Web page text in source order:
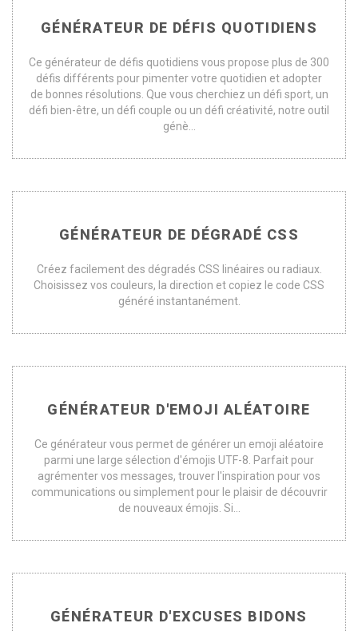
GÉNÉRATEUR DE DÉFIS QUOTIDIENS
Ce générateur de défis quotidiens vous propose plus de 300
défis différents pour pimenter votre quotidien et adopter
de bonnes résolutions. Que vous cherchiez un défi sport, un
défi bien-être, un défi couple ou un défi créativité, notre outil
génè...
GÉNÉRATEUR DE DÉGRADÉ CSS
Créez facilement des dégradés CSS linéaires ou radiaux.
Choisissez vos couleurs, la direction et copiez le code CSS
généré instantanément.
GÉNÉRATEUR D'EMOJI ALÉATOIRE
Ce générateur vous permet de générer un emoji aléatoire
parmi une large sélection d'émojis UTF-8. Parfait pour
agrémenter vos messages, trouver l'inspiration pour vos
communications ou simplement pour le plaisir de découvrir
de nouveaux émojis. Si...
GÉNÉRATEUR D'EXCUSES BIDONS